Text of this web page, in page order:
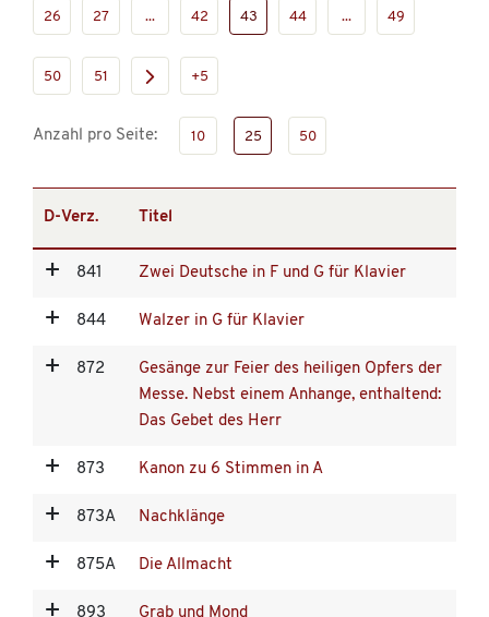
26 27 ... 42 43 44 ... 49
50 51 +5
Anzahl pro Seite: 10 25 50
D-Verz. Titel
841 Zwei Deutsche in F und G für Klavier
844 Walzer in G für Klavier
872
Gesänge zur Feier des heiligen Opfers der
Messe. Nebst einem Anhange, enthaltend:
Das Gebet des Herr
873 Kanon zu 6 Stimmen in A
873A Nachklänge
875A Die Allmacht
893 Grab und Mond